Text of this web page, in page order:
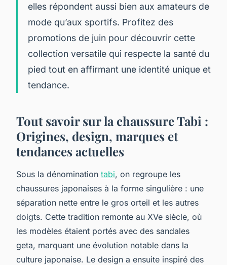
elles répondent aussi bien aux amateurs de
mode qu’aux sportifs. Profitez des
promotions de juin pour découvrir cette
collection versatile qui respecte la santé du
pied tout en affirmant une identité unique et
tendance.
Tout savoir sur la chaussure Tabi :
Origines, design, marques et
tendances actuelles
Sous la dénomination tabi, on regroupe les
chaussures japonaises à la forme singulière : une
séparation nette entre le gros orteil et les autres
doigts. Cette tradition remonte au XVe siècle, où
les modèles étaient portés avec des sandales
geta, marquant une évolution notable dans la
culture japonaise. Le design a ensuite inspiré des